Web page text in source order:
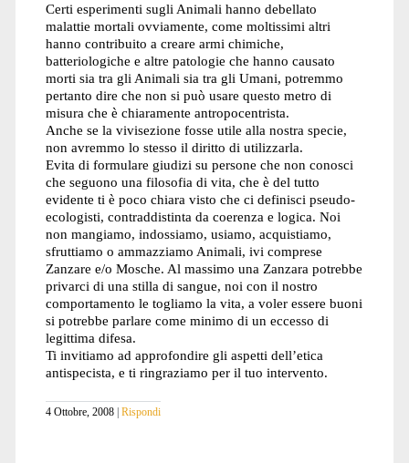
Certi esperimenti sugli Animali hanno debellato
malattie mortali ovviamente, come moltissimi altri
hanno contribuito a creare armi chimiche,
batteriologiche e altre patologie che hanno causato
morti sia tra gli Animali sia tra gli Umani, potremmo
pertanto dire che non si può usare questo metro di
misura che è chiaramente antropocentrista.
Anche se la vivisezione fosse utile alla nostra specie,
non avremmo lo stesso il diritto di utilizzarla.
Evita di formulare giudizi su persone che non conosci
che seguono una filosofia di vita, che è del tutto
evidente ti è poco chiara visto che ci definisci pseudo-
ecologisti, contraddistinta da coerenza e logica. Noi
non mangiamo, indossiamo, usiamo, acquistiamo,
sfruttiamo o ammazziamo Animali, ivi comprese
Zanzare e/o Mosche. Al massimo una Zanzara potrebbe
privarci di una stilla di sangue, noi con il nostro
comportamento le togliamo la vita, a voler essere buoni
si potrebbe parlare come minimo di un eccesso di
legittima difesa.
Ti invitiamo ad approfondire gli aspetti dell’etica
antispecista, e ti ringraziamo per il tuo intervento.
4 Ottobre, 2008 Rispondi